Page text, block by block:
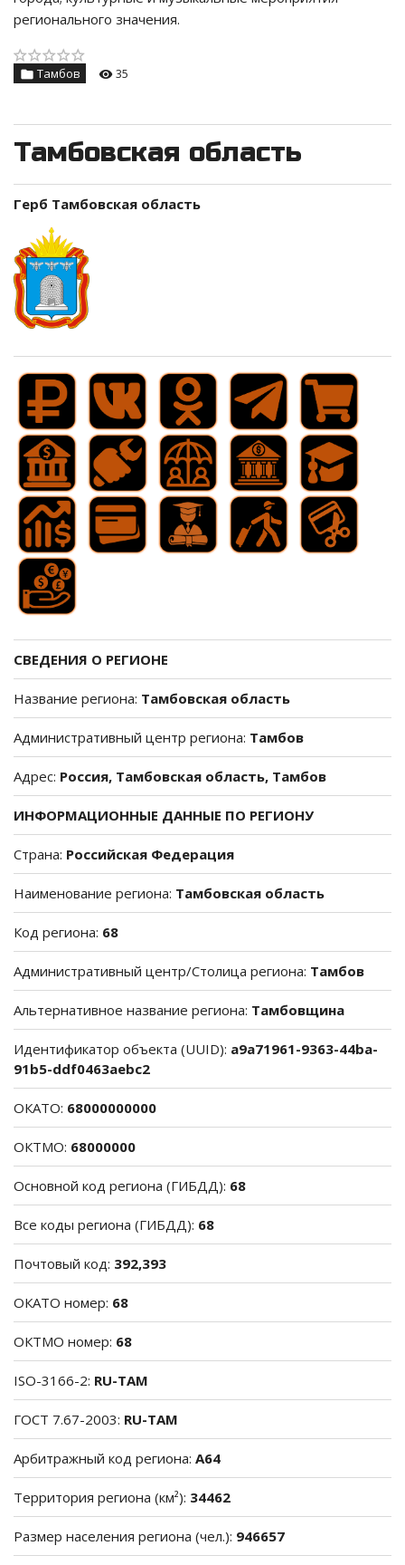
регионального значения.
Тамбов 35
Тамбовская область
Герб Тамбовская область
СВЕДЕНИЯ О РЕГИОНЕ
Название региона: Тамбовская область
Административный центр региона: Тамбов
Адрес: Россия, Тамбовская область, Тамбов
ИНФОРМАЦИОННЫЕ ДАННЫЕ ПО РЕГИОНУ
Страна: Российская Федерация
Наименование региона: Тамбовская область
Код региона: 68
Административный центр/Столица региона: Тамбов
Альтернативное название региона: Тамбовщина
Идентификатор объекта (UUID): a9a71961-9363-44ba-
91b5-ddf0463aebc2
ОКАТО: 68000000000
ОКТМО: 68000000
Основной код региона (ГИБДД): 68
Все коды региона (ГИБДД): 68
Почтовый код: 392,393
ОКАТО номер: 68
ОКТМО номер: 68
ISO-3166-2: RU-TAM
ГОСТ 7.67-2003: RU-TAM
Арбитражный код региона: A64
Территория региона (км²): 34462
Размер населения региона (чел.): 946657